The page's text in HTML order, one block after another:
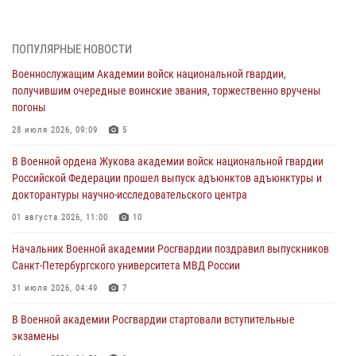
27 июля 2026, 14:49 7
Военная академия информирует!
23 июля 2026, 04:51
Курсант Военной академии войск национальной гвардии принял
22 июля 2026, 09:41
Мастер‑класс по стрельбе: точность, тактика, профессионализм
20 июля 2026, 11:17
108 лет со дня образования подразделений связи войск
ПОПУЛЯРНЫЕ НОВОСТИ
Военнослужащим Академии войск национальной гвардии,
получившим очередные воинские звания, торжественно вручены
погоны
28 июля 2026, 09:09 5
В Военной ордена Жукова академии войск национальной гвардии
Российской Федерации прошел выпуск адъюнктов адъюнктуры и
докторантуры научно-исследовательского центра
01 августа 2026, 11:00 10
Начальник Военной академии Росгвардии поздравил выпускников
Санкт-Петербургского университета МВД России
31 июля 2026, 04:49 7
В Военной академии Росгвардии стартовали вступительные
экзамены